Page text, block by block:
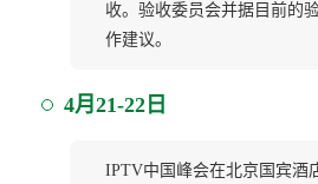
收。验收委员会并据目前的
作建议。
4月21-22日
IPTV中国峰会在北京国宾酒